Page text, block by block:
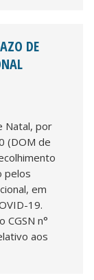
DE
Natal, por
(DOM de
pelos
em
19.
CGSN n°
aos